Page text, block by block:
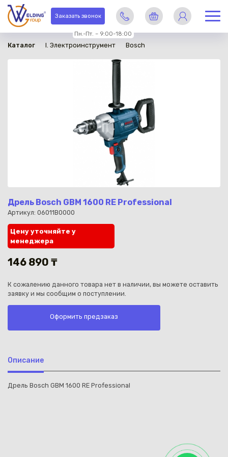
Заказать звонок
Пн.-Пт. – 9:00-18:00
Каталог I. Электроинструмент Bosch
Дрель Bosch GBM 1600 RE Professional
Артикул: 06011B0000
в наличии
Цену уточняйте у
менеджера
146 890 ₸
К сожалению данного товара нет в наличии, вы можете оставить
заявку и мы сообщим о поступлении.
Оформить предзаказ
Описание
Дрель Bosch GBM 1600 RE Professional